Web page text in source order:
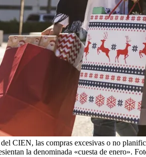
CIEN, las compras excesivas o no
la denominada «cuesta de enero».